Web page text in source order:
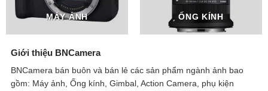
MÁY ẢNH ỐNG KÍNH
Giới thiệu BNCamera
BNCamera bán buôn và bán lẻ các sản phẩm ngành ảnh bao
gồm: Máy ảnh, Ống kính, Gimbal, Action Camera, phụ kiện